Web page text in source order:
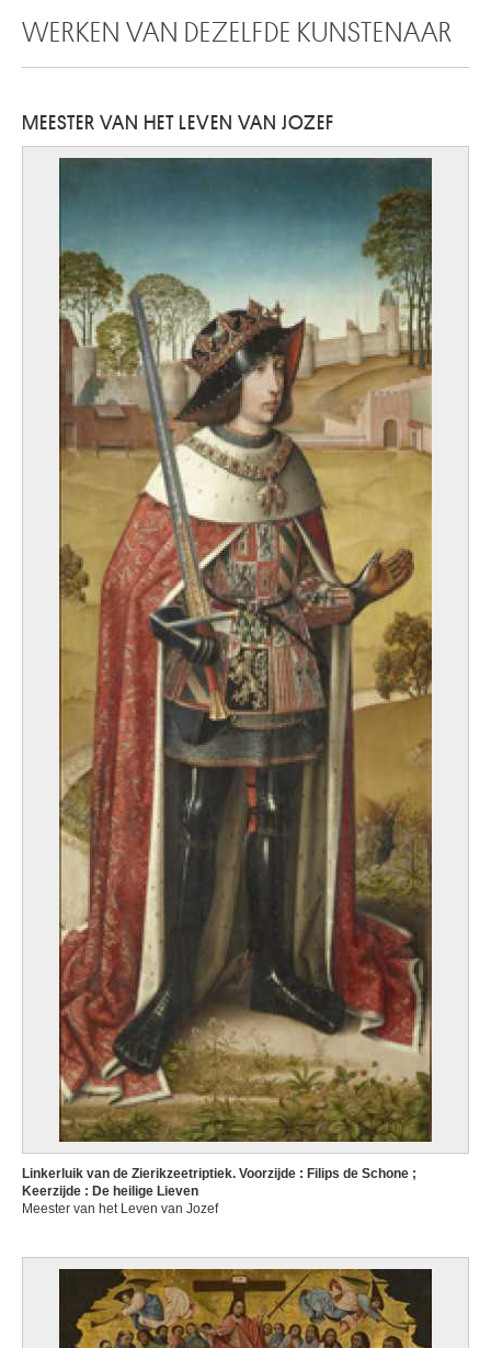
WERKEN VAN DEZELFDE KUNSTENAAR
MEESTER VAN HET LEVEN VAN JOZEF
Linkerluik van de Zierikzeetriptiek. Voorzijde : Filips de Schone ;
Keerzijde : De heilige Lieven
Meester van het Leven van Jozef